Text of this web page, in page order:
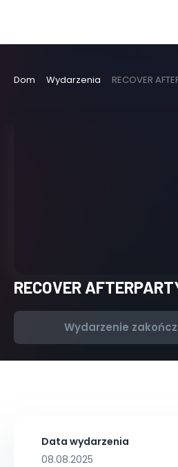
Dom Wydarzenia RECOVER
RECOVER
Wydarzenie
Data wydarzenia
08.08.2025